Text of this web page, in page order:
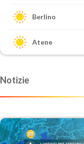
Berlino
Atene
Notizie